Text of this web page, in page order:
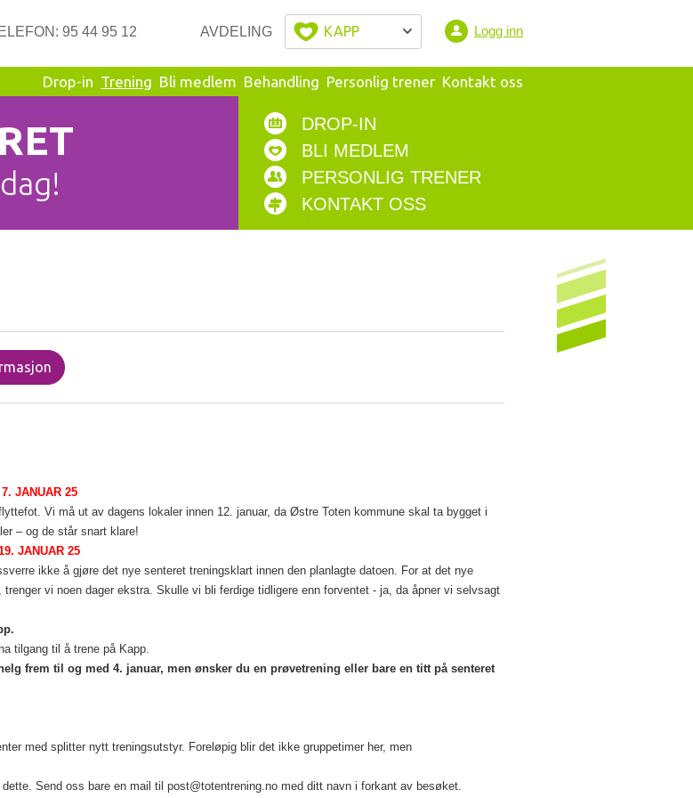
95 44 95 12 AVDELING KAPP Logg inn
Drop-in Trening Bli medlem Behandling Personlig trener Kontakt oss
DROP-IN
BLI MEDLEM
PERSONLIG TRENER
KONTAKT OSS
JANUAR 25
Vi må ut av dagens lokaler innen 12. januar, da Østre Toten kommune skal ta bygget i
– og de står snart klare!
JANUAR 25
ikke å gjøre det nye senteret treningsklart innen den planlagte datoen. For at det nye
, trenger vi noen dager ekstra. Skulle vi bli ferdige tidligere enn forventet - ja, da åpner vi selvsagt
tilgang til å trene på Kapp.
frem til og med 4. januar, men ønsker du en prøvetrening eller bare en titt på senteret
med splitter nytt treningsutstyr. Foreløpig blir det ikke gruppetimer her, men
Send oss bare en mail til post@totentrening.no med ditt navn i forkant av besøket.